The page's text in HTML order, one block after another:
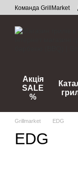
Перейти до
Команда GrillMarket
Акція
SALE
%
Grillmarket EDG
EDG